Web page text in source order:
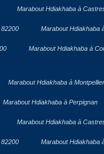
Marabout Hdiakhaba à
Marabout Hdiakhaba
Marabout Hdiakhaba à
Marabout Hdiakhaba à Montpellier
Marabout Hdiakhaba à Perpignan
Marabout Hdiakhaba à
Marabout Hdiakhaba